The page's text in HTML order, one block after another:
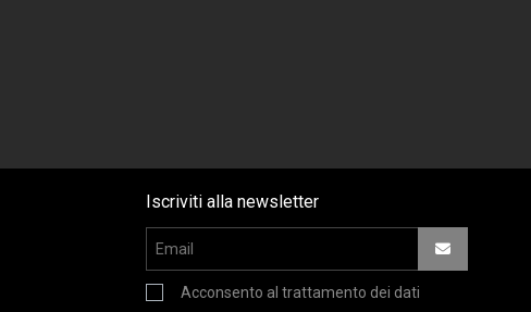
Iscriviti alla newsletter
Acconsento al trattamento dei dati